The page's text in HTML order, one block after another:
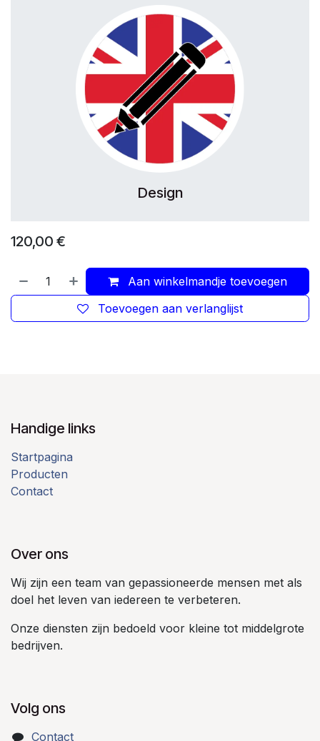
Design
120,00 €
Aan winkelmandje toevoegen
Toevoegen aan verlanglijst
Handige links
Startpagina
Producten
Contact
Over ons
Wij zijn een team van gepassioneerde mensen met als
doel het leven van iedereen te verbeteren.
Onze diensten zijn bedoeld voor kleine tot middelgrote
bedrijven.
Volg ons
Contact